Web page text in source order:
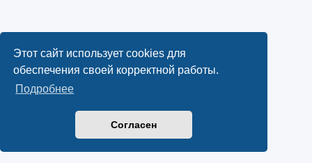
Этот сайт использует cookies для
обеспечения своей корректной работы.
Подробнее
Согласен